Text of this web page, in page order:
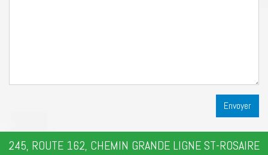
245, ROUTE 162, CHEMIN GRANDE LIGNE ST-ROSAIRE